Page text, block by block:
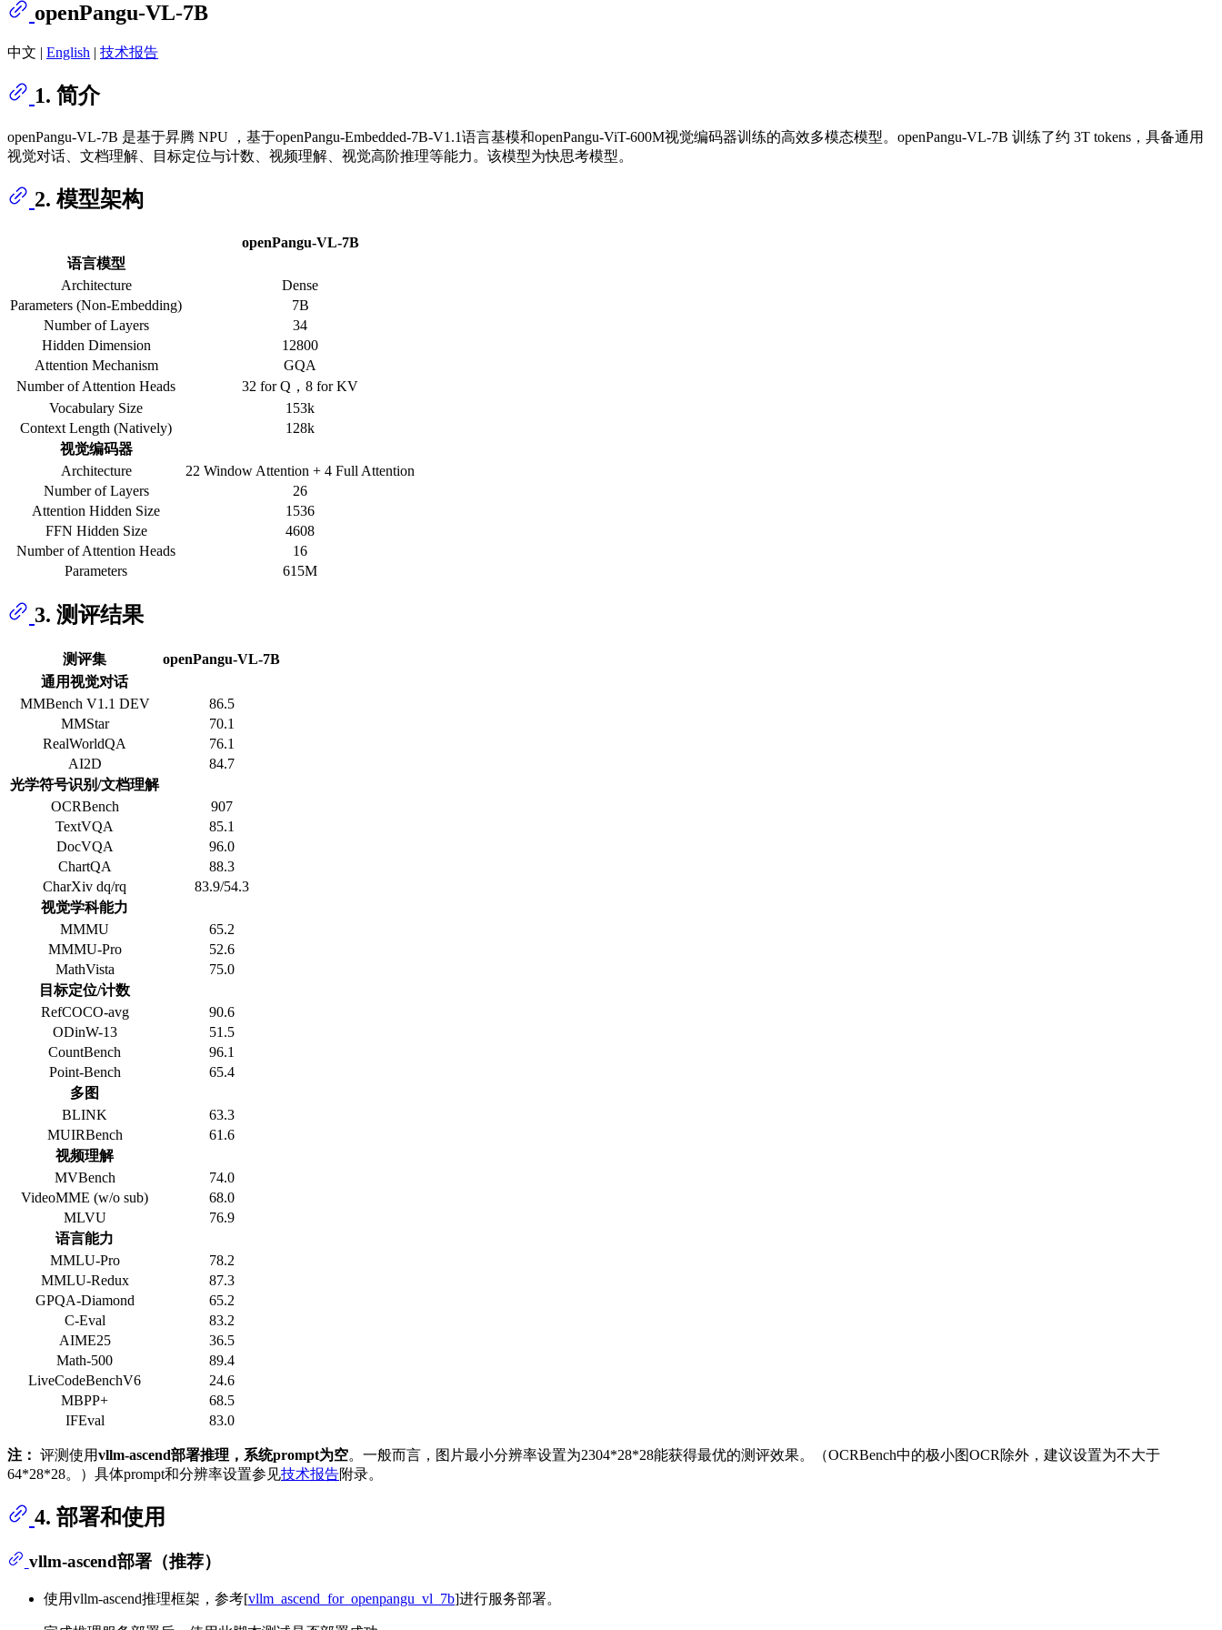
openPangu-VL-7B
中文 | English | 技术报告
1. 简介
openPangu-VL-7B 是基于昇腾 NPU ，基于openPangu-Embedded-7B-V1.1语言基模和openPangu-ViT-600M视觉编码器训练的高效多模态模型。openPangu-VL-7B 训练了约 3T tokens，具备通用
视觉对话、文档理解、目标定位与计数、视频理解、视觉高阶推理等能力。该模型为快思考模型。
2. 模型架构
openPangu-VL-7B
语言模型
Architecture
Dense
Parameters (Non-Embedding)
7B
Number of Layers
34
Hidden Dimension
12800
Attention Mechanism
GQA
Number of Attention Heads
32 for Q，8 for KV
Vocabulary Size
153k
Context Length (Natively)
128k
视觉编码器
Architecture
22 Window Attention + 4 Full Attention
Number of Layers
26
Attention Hidden Size
1536
FFN Hidden Size
4608
Number of Attention Heads
16
Parameters
615M
3. 测评结果
测评集
openPangu-VL-7B
通用视觉对话
MMBench V1.1 DEV
86.5
MMStar
70.1
RealWorldQA
76.1
AI2D
84.7
光学符号识别/文档理解
OCRBench
907
TextVQA
85.1
DocVQA
96.0
ChartQA
88.3
CharXiv dq/rq
83.9/54.3
视觉学科能力
MMMU
65.2
MMMU-Pro
52.6
MathVista
75.0
目标定位/计数
RefCOCO-avg
90.6
ODinW-13
51.5
CountBench
96.1
Point-Bench
65.4
多图
BLINK
63.3
MUIRBench
61.6
视频理解
MVBench
74.0
VideoMME (w/o sub)
68.0
MLVU
76.9
语言能力
MMLU-Pro
78.2
MMLU-Redux
87.3
GPQA-Diamond
65.2
C-Eval
83.2
AIME25
36.5
Math-500
89.4
LiveCodeBenchV6
24.6
MBPP+
68.5
IFEval
83.0
注： 评测使用vllm-ascend部署推理，系统prompt为空。一般而言，图片最小分辨率设置为2304*28*28能获得最优的测评效果。（OCRBench中的极小图OCR除外，建议设置为不大于
64*28*28。）具体prompt和分辨率设置参见技术报告附录。
4. 部署和使用
vllm-ascend部署（推荐）
使用vllm-ascend推理框架，参考[vllm_ascend_for_openpangu_vl_7b]进行服务部署。